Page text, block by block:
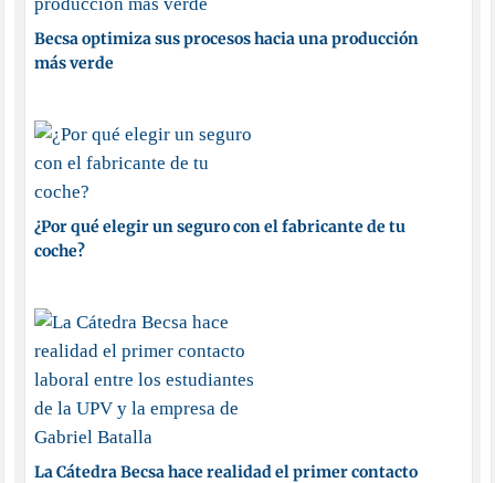
Becsa optimiza sus procesos hacia una producción
más verde
¿Por qué elegir un seguro con el fabricante de tu
coche?
La Cátedra Becsa hace realidad el primer contacto